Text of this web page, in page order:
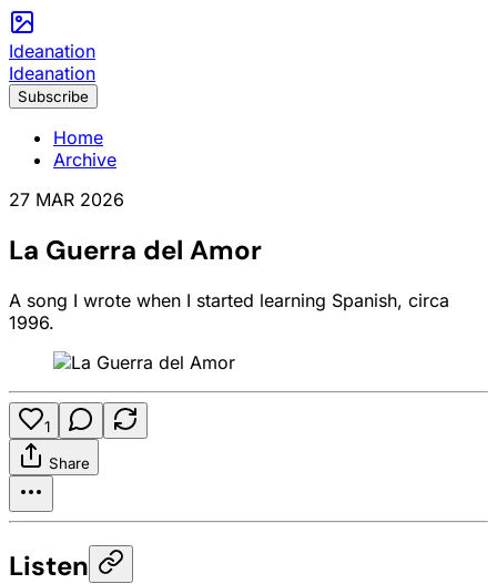
Ideanation
Ideanation
Subscribe
Home
Archive
27 MAR 2026
La Guerra del Amor
A song I wrote when I started learning Spanish, circa
1996.
1
Share
Listen